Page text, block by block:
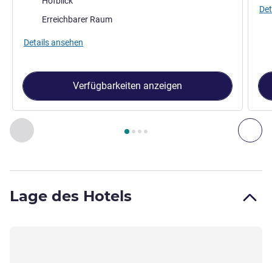
Zurück - Zimmer
Seite1 , Zimmer 1 : Standard Zimmer mit einem
Erreichbarer Raum
Details ansehen
Verfügbarkeiten anzeigen
Lage des Hotels